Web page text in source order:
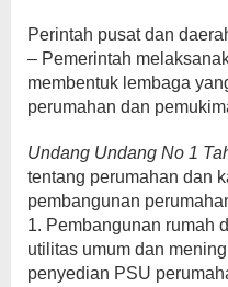
Perintah pusat dan
– Pemerintah
membentuk lembaga
perumahan dan
Undang Undang No 1
tentang perumahan dan
pembangunan
1. Pembangunan rumah
utilitas umum dan
penyedian PSU